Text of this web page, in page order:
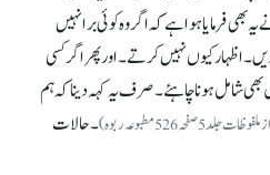
بھی فرمایا ہوا ہے کہ اگر وہ کوئی برا نہیں
اظہار کیوں نہیں کرتے۔ اور پھر اگر کسی
شامل ہونا چاہئے۔ صرف یہ کہہ دینا کہ ہم
جلد 5صفحہ526 مطبوعہ ربوہ)
۔ حالات